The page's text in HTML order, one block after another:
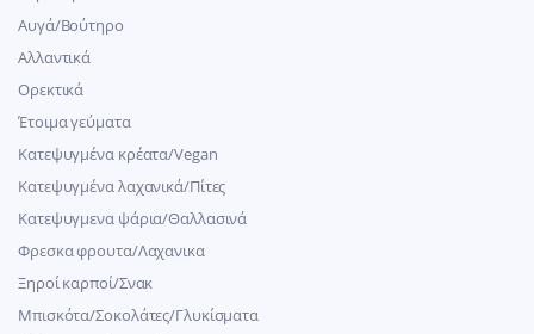
Αυγά/Βούτηρο
Αλλαντικά
Ορεκτικά
Έτοιμα γεύματα
Κατεψυγμένα κρέατα/Vegan
Kατεψυγμένα λαχανικά/Πίτες
Κατεψυγμενα ψάρια/Θαλλασινά
Φρεσκα φρουτα/Λαχανικα
Ξηροί καρποί/Σνακ
Μπισκότα/Σοκολάτες/Γλυκίσματα